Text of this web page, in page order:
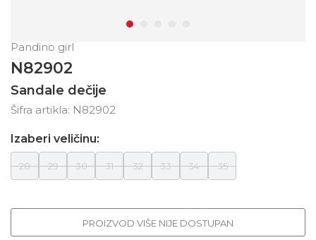
Pandino girl
N82902
Sandale dečije
Šifra artikla: N82902
Izaberi veličinu:
28 29 30 31 32 33 34 35
PROIZVOD VIŠE NIJE DOSTUPAN